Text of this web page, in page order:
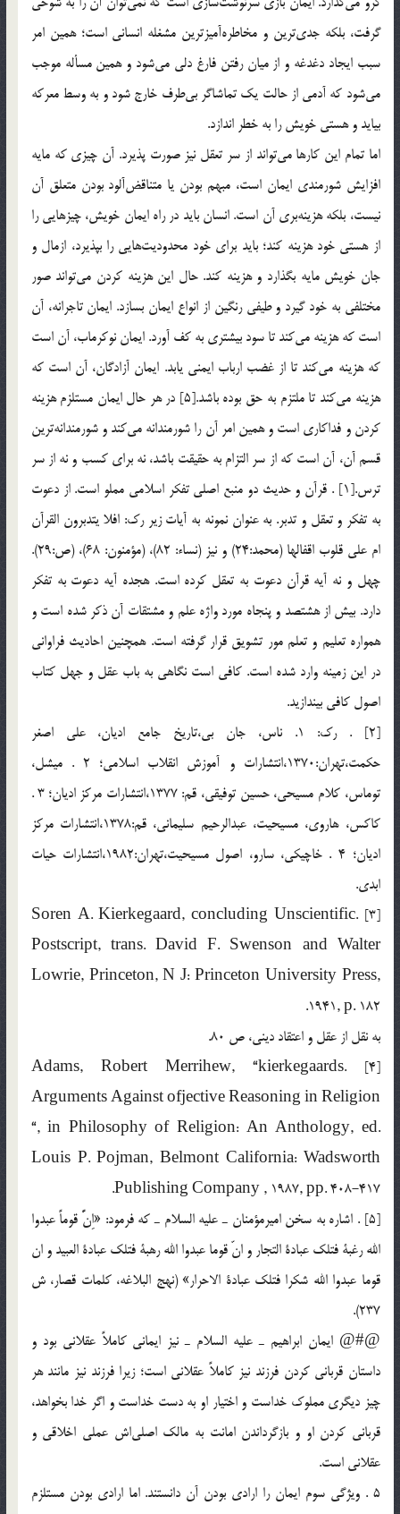
گرفت، بلكه جدي‌ترين و مخاطره‌آميزترين مشغله انساني است؛ همين امر
سبب ايجاد دغدغه و از ميان رفتن فارغ دلي مي‌شود و همين مسأله موجب
مي‌شود كه آدمي از حالت يك تماشاگر بي‌طرف خارج شود و به وسط معركه
بيايد و هستي خويش را به خطر اندازد.
اما تمام اين كارها مي‌تواند از سر تعقل نيز صورت پذيرد. آن چيزي كه مايه
افزايش شورمندي ايمان است، مبهم بودن يا متناقض‌آلود بودن متعلق آن
نيست، بلكه هزينه‌بري آن است. انسان بايد در راه ايمان خويش، چيزهايي را
از هستي خود هزينه كند؛ بايد براي خود محدوديت‌هايي را بپذيرد، ازمال و
جان خويش مايه بگذارد و هزينه كند. حال اين هزينه كردن مي‌تواند صور
مختلفي به خود گيرد و طيفي رنگين از انواع ايمان بسازد. ايمان تاجرانه، آن
است كه هزينه مي‌كند تا سود بيشتري به كف آورد. ايمان نوكرماب،‌ آن است
كه هزينه مي‌كند تا از غضب ارباب ايمني يابد. ايمان آزادگان، آن است كه
هزينه مي‌كند تا ملتزم به حق بوده باشد.[5] در هر حال ايمان مستلزم هزينه
كردن و فداكاري است و همين امر آن را شورمندانه مي‌كند و شورمندانه‌ترين
قسم آن، آن است كه از سر التزام به حقيقت باشد، نه براي كسب و نه از سر
ترس.[1] . قرآن و حديث دو منبع اصلي تفكر اسلامي مملو است. از دعوت
به تفكر و تعقل و تدبر. به عنوان نمونه به آيات زير رك: افلا يتدبرون القرآن
ام علي قلوب اقفالها (محمد:‌24) و نيز (نساء: 82)، (مؤمنون: 68)، (ص:‌29).
چهل و نه آيه قرآن دعوت به تعقل كرده است. هجده آيه دعوت به تفكر
دارد. بيش از هشتصد و پنجاه مورد واژه علم و مشتقات آن ذكر شده است و
همواره تعليم و تعلم مور تشويق قرار گرفته است. همچنين احاديث فراواني
در اين زمينه وارد شده است. كافي است نگاهي به باب عقل و جهل كتاب
اصول كافي بيندازيد.
[2] . رك: 1. ناس، جان بي،‌تاريخ جامع اديان، علي اصغر
حكمت،‌تهران:‌1370،‌انتشارات و آموزش انقلاب اسلامي؛ 2 . ميشل،
توماس، كلام مسيحي، حسين توفيقي، قم: 1377،‌انتشارات مركز اديان؛ 3 .
كاكس، هاروي، مسيحيت، عبدالرحيم سليماني، قم:‌1378،‌انتشارات مركز
اديان؛ 4 . خاچيكي، سارو، اصول مسيحيت،‌تهران:‌1982،‌انتشارات حيات
ابدي.
[3] .Soren A. Kierkegaard, concluding Unscientific
Postscript, trans. David F. Swenson and Walter
Lowrie, Princeton, N J: Princeton University Press,
1941, p. 182.
به نقل از عقل و اعتقاد ديني، ص 80.
[4] .Adams, Robert Merrihew, “kierkegaards
Arguments Against ofjective Reasoning in Religion
“, in Philosophy of Religion: An Anthology, ed.
Louis P. Pojman, Belmont California: Wadsworth
Publishing Company , 1987, pp. 408-417.
[5] . اشاره به سخن اميرمؤمنان ـ عليه السلام ـ كه فرمود: «اِنًّ قوماً‌ عبدوا
الله رغبة فتلك عبادة التجار و انّ‌ قوما عبدوا الله رهبة فتلك عبادة العبيد و ان
قوما عبدوا الله شكرا فتلك عبادة الاحرار» (نهج البلاغه، كلمات قصار، ش
237).
@#@ ايمان ابراهيم ـ عليه السلام ـ نيز ايماني كاملاً عقلاني بود و
داستان قرباني كردن فرزند نيز كاملاً عقلاني است؛ زيرا فرزند نيز مانند هر
چيز ديگري مملوك خداست و اختيار او به دست خداست و اگر خدا بخواهد،
قرباني كردن او و بازگرداندن امانت به مالك اصلي‌اش عملي اخلاقي و
عقلاني است.
5 . ويژگي سوم ايمان را ارادي بودن آن دانستند. اما ارادي بودن مستلزم